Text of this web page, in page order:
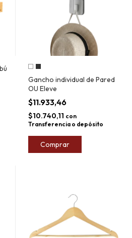
Gancho individual de Pared
OU Eleve
$11.933,46
$10.740,11 con
Transferencia o depósito
Comprar